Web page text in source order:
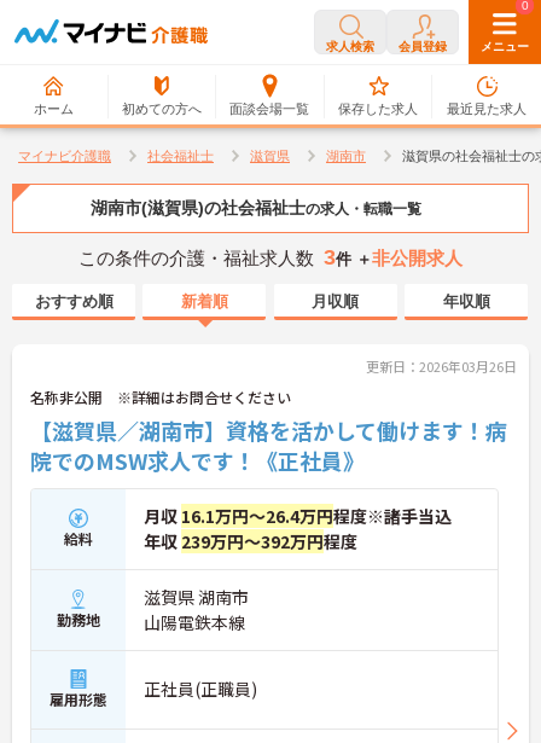
求人検索 会員登録 メニュー
ホーム 初めての方へ 面談会場一覧
0
保存した求人
0
最近見た求人
マイナビ介護職 社会福祉士 滋賀県 湖南市 滋賀県の社会福祉士の
湖南市(滋賀県)の社会福祉士の求人・転職一覧
この条件の介護・福祉求人数 3件 ＋非公開求人
おすすめ順 新着順 月収順 年収順
更新日：2026年03月26日
名称非公開 ※詳細はお問合せください
【滋賀県／湖南市】資格を活かして働けます！病
院でのMSW求人です！《正社員》
給料
月収 16.1万円～26.4万円程度※諸手当込
年収 239万円～392万円程度
勤務地
滋賀県 湖南市
山陽電鉄本線
雇用形態 正社員(正職員)